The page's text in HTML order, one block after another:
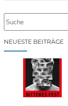
cNEUESTE BEITRÄGE